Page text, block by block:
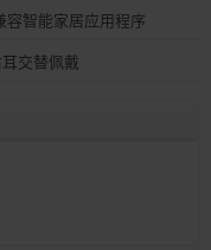
容智能家居应用程序
交替佩戴